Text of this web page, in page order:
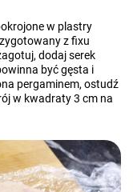
w plastry
z fixu
dodaj serek
być gęsta i
pergaminem, ostudź
w kwadraty 3 cm na